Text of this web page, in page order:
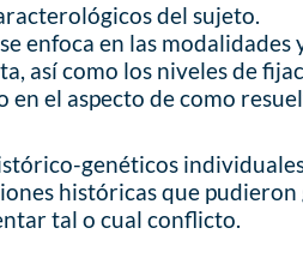
del sujeto.
enfoca en las
así como los niveles de
en el aspecto de como
genéticos
históricas que
tal o cual conflicto.